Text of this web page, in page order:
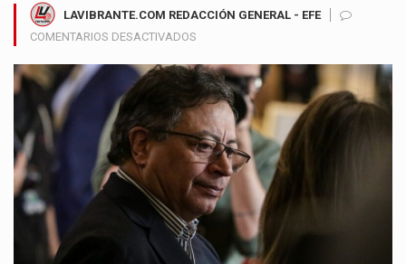
LAVIBRANTE.COM REDACCIÓN GENERAL - EFE
COMENTARIOS DESACTIVADOS
AL
PRESIDENTE
PETRO
POR
USO
DE
REDES
OFICIALES
DEL
SERVICIO